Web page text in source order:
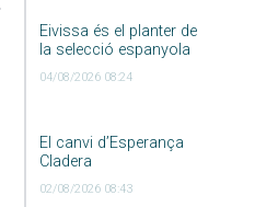
Eivissa és el planter de
la selecció espanyola
04/08/2026 08:24
El canvi d’Esperança
Cladera
02/08/2026 08:43